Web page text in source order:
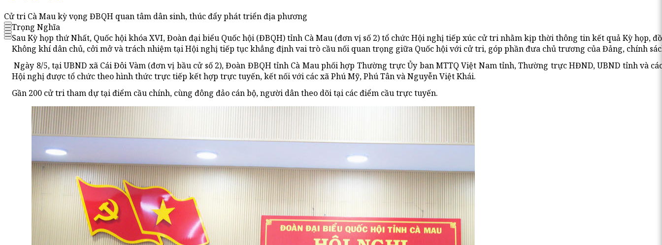
Cử tri Cà Mau kỳ vọng ĐBQH quan tâm dân sinh, thúc đẩy phát triển địa phương
Trọng Nghĩa
Sau Kỳ họp thứ Nhất, Quốc hội khóa XVI, Đoàn đại biểu Quốc hội (ĐBQH) tỉnh Cà Mau (đơn vị số 2) tổ chức Hội nghị tiếp xúc cử tri nhằm kịp thời thông tin kết quả Kỳ họp,
Không khí dân chủ, cởi mở và trách nhiệm tại Hội nghị tiếp tục khẳng định vai trò cầu nối quan trọng giữa Quốc hội với cử tri, góp phần đưa chủ trương của Đảng, chính
Ngày 8/5, tại UBND xã Cái Đôi Vàm (đơn vị bầu cử số 2), Đoàn ĐBQH tỉnh Cà Mau phối hợp Thường trực Ủy ban MTTQ Việt Nam tỉnh, Thường trực HĐND, UBND tỉnh và
Hội nghị được tổ chức theo hình thức trực tiếp kết hợp trực tuyến, kết nối với các xã Phú Mỹ, Phú Tân và Nguyễn Việt Khái.
Gần 200 cử tri tham dự tại điểm cầu chính, cùng đông đảo cán bộ, người dân theo dõi tại các điểm cầu trực tuyến.